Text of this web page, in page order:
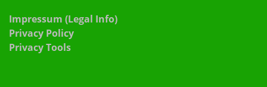
Impressum (Legal Info)
Privacy Policy
Privacy Tools